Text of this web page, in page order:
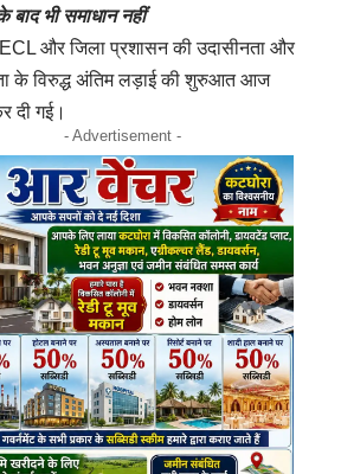
बाद भी समाधान नहीं
और जिला प्रशासन की उदासीनता और
के विरुद्ध अंतिम लड़ाई की शुरुआत आज
दी गई।
- Advertisement -